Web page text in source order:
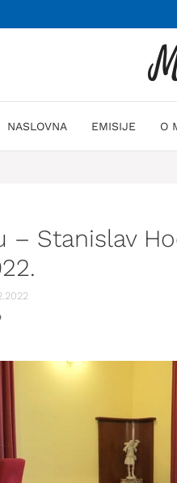
NASLOVNA EMISIJE O
– Stanislav